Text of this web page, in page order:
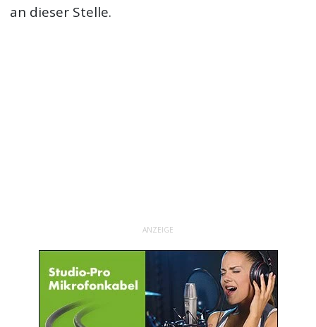
an dieser Stelle.
ANZEIGE